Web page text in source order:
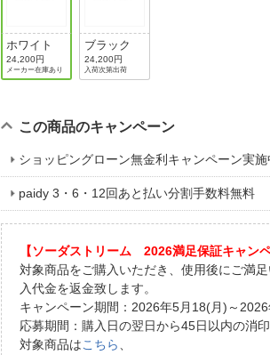
ホワイト
24,200円
メーカー在庫あり
ブラック
24,200円
入荷次第出荷
この商品のキャンペーン
ショッピングローン無金利キャンペーン実施
paidy 3・6・12回あと払い分割手数料無料
【ソーダストリーム 2026満足保証キャンペ
対象商品をご購入いただき、使用後にご満
入代金を返金致します。
キャンペーン期間：2026年5月18(月)～
応募期間：購入日の翌日から45日以内の消
対象商品はこちら